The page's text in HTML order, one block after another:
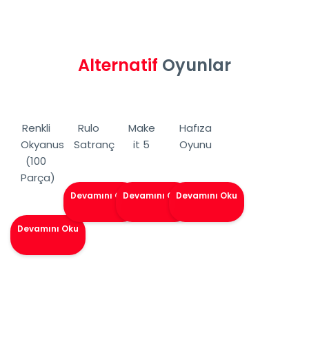
Alternatif Oyunlar
Renkli
Okyanus
(100
Parça)
Devamını Oku
Rulo
Satranç
Devamını Oku
Make
it 5
Devamını Oku
Hafıza
Oyunu
Devamını Oku